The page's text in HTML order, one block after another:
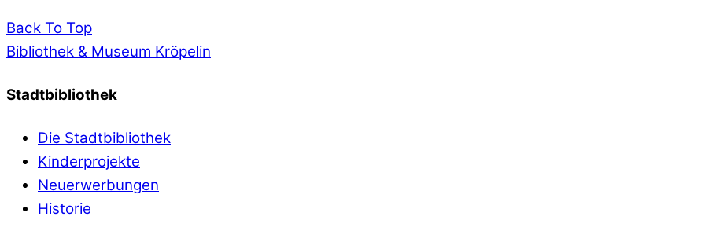
Back To Top
Bibliothek & Museum Kröpelin
Stadtbibliothek
Die Stadtbibliothek
Kinderprojekte
Neuerwerbungen
Historie